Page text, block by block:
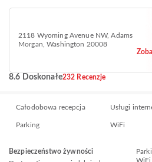
2118 Wyoming Avenue NW, Adams
Morgan, Washington 20008
8.6 Doskonałe232 Recenzje
Całodobowa recepcja Usługi
Parking WiFi
Bezpieczeństwo żywności
WiFi